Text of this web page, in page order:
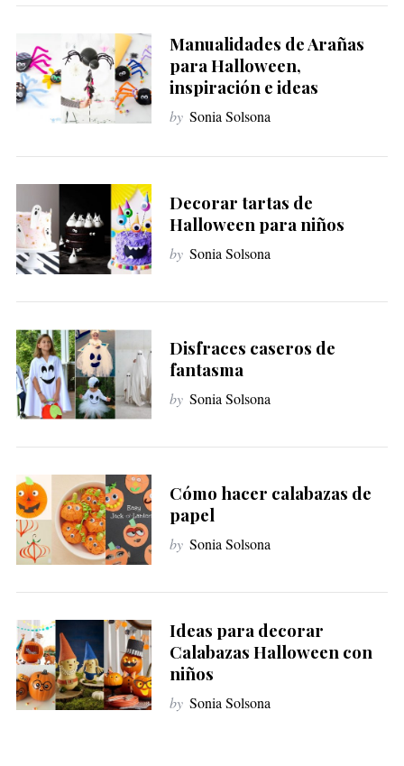
Manualidades de Arañas
para Halloween,
inspiración e ideas
by Sonia Solsona
Decorar tartas de
Halloween para niños
by Sonia Solsona
Disfraces caseros de
fantasma
by Sonia Solsona
Cómo hacer calabazas de
papel
by Sonia Solsona
Ideas para decorar
Calabazas Halloween con
niños
by Sonia Solsona